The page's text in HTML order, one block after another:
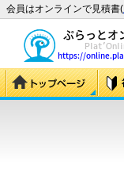
会員はオンラインで見積書(